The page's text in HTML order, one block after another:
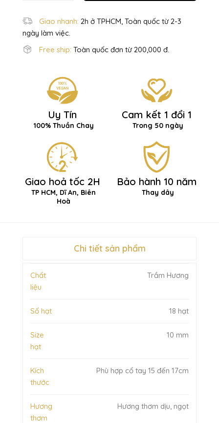
Giao nhanh: 2h ở TPHCM, Toàn quốc từ 2-3
ngày làm việc.
Free ship: Toàn quốc đơn từ 200,000 đ.
Uy Tín
100% Thuần Chay
Cam kết 1 đổi 1
Trong 50 ngày
Giao hoả tốc 2H
TP HCM, Dĩ An, Biên
Hoà
Bảo hành 10 năm
Thay dây
Chi tiết sản phẩm
Chất
liệu
Trầm Hương
Số hạt 18 hạt
Size
hạt
10 mm
Kích
thước
Phù hợp cổ tay 15 đến 17cm
Hương
thơm
Hương thơm dịu, ngọt